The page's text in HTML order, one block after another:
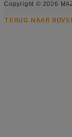
Copyright © 2026
TERUG NAAR